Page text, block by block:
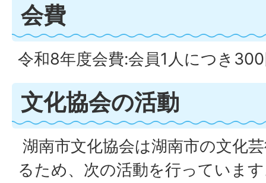
会費
令和8年度会費:会員1人につき
文化協会の活動
湖南市文化協会は湖南市の文化
るため、次の活動を行っていま